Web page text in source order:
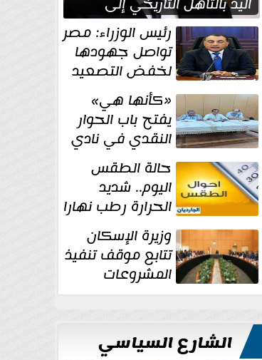
نصف نهائي كأس العالم
رئيس الوزراء: مصر
تواصل جهودها
لخفض التصعيد
والحفاظ على
الاستقرار الإقليمي«كأنها هي»
يفتح باب الحوار
النقدي في نادي
أدب مصر الجديدة
حالة الطقس
اليوم.. شديد
الحرارة رطب نهارا
مائل للحرارة رطب
ليلا.. و... وزيرة الإسكان
تتابع موقف تنفيذ
المشروعات
والخطة
للتعميرالشارع السياسي